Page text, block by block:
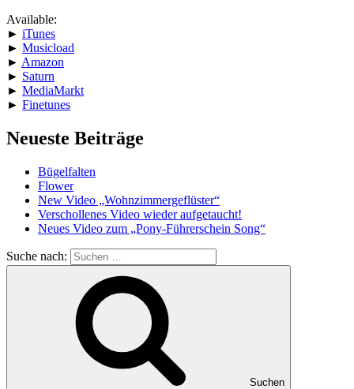
Available:
► iTunes
► Musicload
► Amazon
► Saturn
► MediaMarkt
► Finetunes
Neueste Beiträge
Bügelfalten
Flower
New Video „Wohnzimmergeflüster“
Verschollenes Video wieder aufgetaucht!
Neues Video zum „Pony-Führerschein Song“
Suche nach:
Suchen